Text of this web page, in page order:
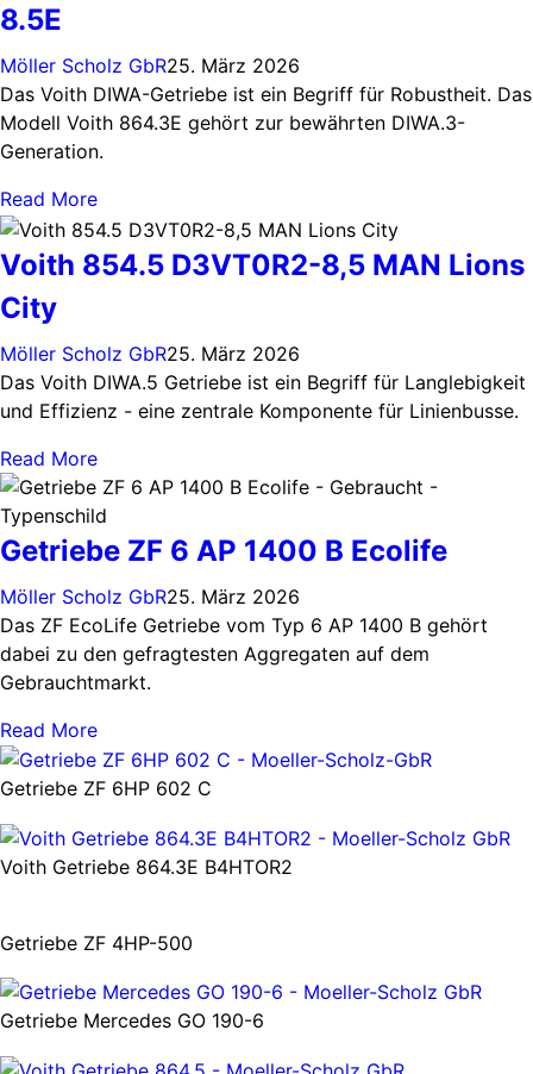
8.5E
Möller Scholz GbR25. März 2026
Das Voith DIWA-Getriebe ist ein Begriff für Robustheit. Das
Modell Voith 864.3E gehört zur bewährten DIWA.3-
Generation.
Read More
Voith 854.5 D3VT0R2-8,5 MAN Lions
City
Möller Scholz GbR25. März 2026
Das Voith DIWA.5 Getriebe ist ein Begriff für Langlebigkeit
und Effizienz - eine zentrale Komponente für Linienbusse.
Read More
Getriebe ZF 6 AP 1400 B Ecolife
Möller Scholz GbR25. März 2026
Das ZF EcoLife Getriebe vom Typ 6 AP 1400 B gehört
dabei zu den gefragtesten Aggregaten auf dem
Gebrauchtmarkt.
Read More
Getriebe ZF 6HP 602 C
Voith Getriebe 864.3E B4HTOR2
Getriebe ZF 4HP-500
Getriebe Mercedes GO 190-6